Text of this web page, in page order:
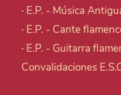
· E.P. - Música
· E.P. - Cante
· E.P. - Guitarra
Convalidaciones